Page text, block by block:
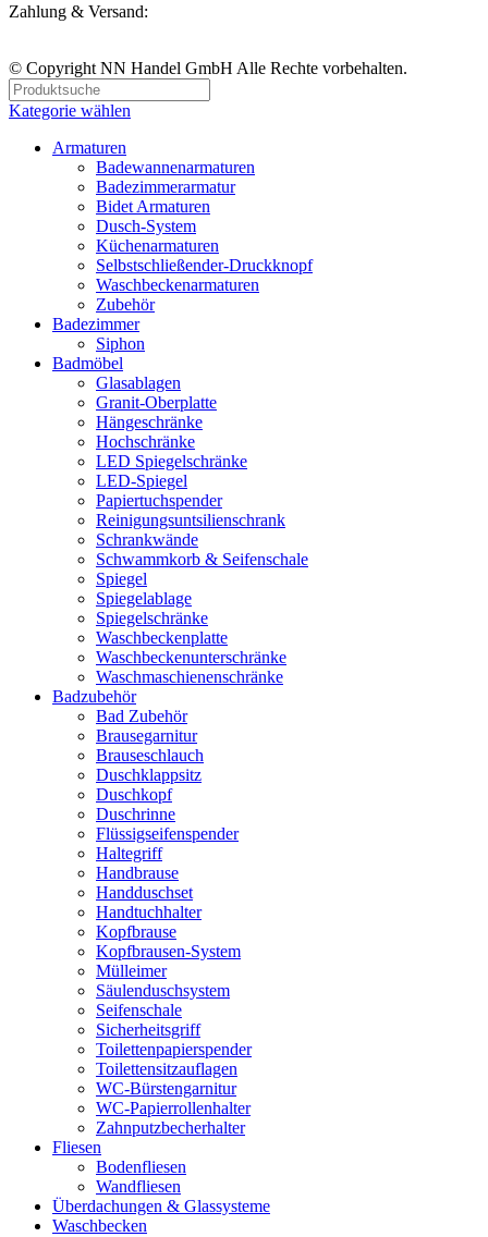
Zahlung & Versand:
© Copyright NN Handel GmbH Alle Rechte vorbehalten.
Kategorie wählen
Armaturen
Badewannenarmaturen
Badezimmerarmatur
Bidet Armaturen
Dusch-System
Küchenarmaturen
Selbstschließender-Druckknopf
Waschbeckenarmaturen
Zubehör
Badezimmer
Siphon
Badmöbel
Glasablagen
Granit-Oberplatte
Hängeschränke
Hochschränke
LED Spiegelschränke
LED-Spiegel
Papiertuchspender
Reinigungsuntsilienschrank
Schrankwände
Schwammkorb & Seifenschale
Spiegel
Spiegelablage
Spiegelschränke
Waschbeckenplatte
Waschbeckenunterschränke
Waschmaschienenschränke
Badzubehör
Bad Zubehör
Brausegarnitur
Brauseschlauch
Duschklappsitz
Duschkopf
Duschrinne
Flüssigseifenspender
Haltegriff
Handbrause
Handduschset
Handtuchhalter
Kopfbrause
Kopfbrausen-System
Mülleimer
Säulenduschsystem
Seifenschale
Sicherheitsgriff
Toilettenpapierspender
Toilettensitzauflagen
WC-Bürstengarnitur
WC-Papierrollenhalter
Zahnputzbecherhalter
Fliesen
Bodenfliesen
Wandfliesen
Überdachungen & Glassysteme
Waschbecken